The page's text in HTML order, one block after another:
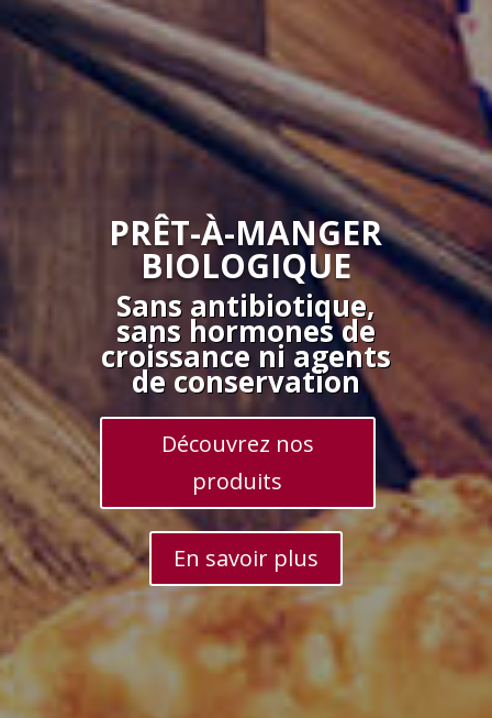
PRÊT-À-MANGER
BIOLOGIQUE
Sans antibiotique,
sans hormones de
croissance ni agents
de conservation
Découvrez nos
produits
En savoir plus